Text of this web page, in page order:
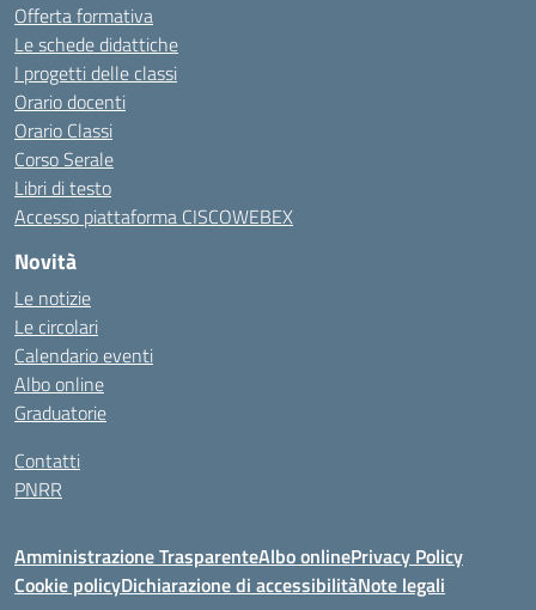
Offerta formativa
Le schede didattiche
I progetti delle classi
Orario docenti
Orario Classi
Corso Serale
Libri di testo
Accesso piattaforma CISCOWEBEX
Novità
Le notizie
Le circolari
Calendario eventi
Albo online
Graduatorie
Contatti
PNRR
Amministrazione TrasparenteAlbo onlinePrivacy Policy
Cookie policyDichiarazione di accessibilitàNote legali